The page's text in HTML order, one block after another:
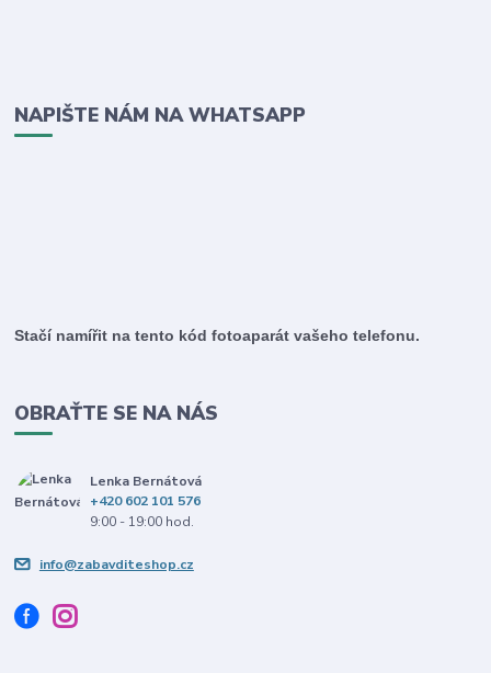
NAPIŠTE NÁM NA WHATSAPP
Stačí namířit na tento kód fotoaparát vašeho telefonu.
OBRAŤTE SE NA NÁS
Lenka Bernátová
+420 602 101 576
9:00 - 19:00 hod.
info@zabavditeshop.cz